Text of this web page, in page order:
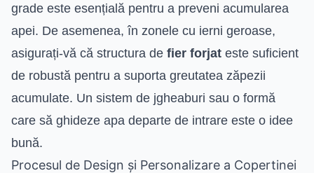
grade este esențială pentru a preveni acumularea
apei. De asemenea, în zonele cu ierni geroase,
asigurați-vă că structura de fier forjat este suficient
de robustă pentru a suporta greutatea zăpezii
acumulate. Un sistem de jgheaburi sau o formă
care să ghideze apa departe de intrare este o idee
bună.
Procesul de Design și Personalizare a Copertinei